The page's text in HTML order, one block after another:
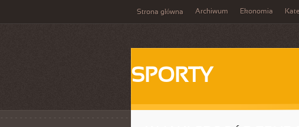
Strona główna Archiwum Ekonomia
SPORTY